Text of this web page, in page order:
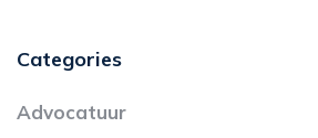
Categories
Advocatuur